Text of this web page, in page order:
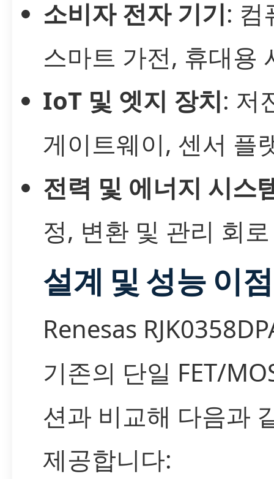
소비자 전자 기기: 컴
스마트 가전, 휴대용
IoT 및 엣지 장치: 저
게이트웨이, 센서 플
전력 및 에너지 시스
정, 변환 및 관리 회
설계 및 성능 이점
Renesas
기존의 단일 FET/
션과 비교해 다음과
제공합니다: